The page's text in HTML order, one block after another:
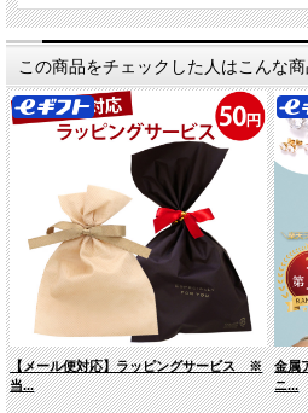
この商品をチェックした人はこんな
【メール便対応】ラッピングサービス ※
当...
金属
ニ...